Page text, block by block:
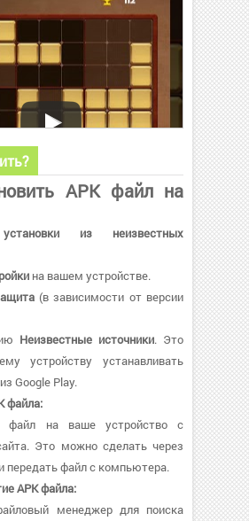
APK файл на
из неизвестных
на вашем устройстве.
(в зависимости от версии
Неизвестные источники. Это
устройству устанавливать
Google Play.
файла:
файл на ваше устройство с
Это можно сделать через
передать файл с компьютера.
APK файла:
менеджер для поиска